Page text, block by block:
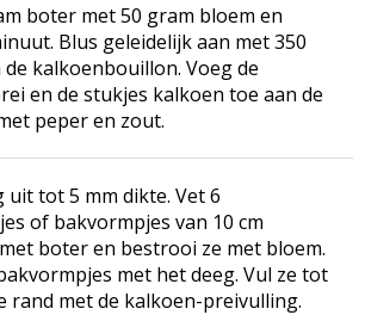
boter met 50 gram bloem en
Blus geleidelijk aan met 350
kalkoenbouillon. Voeg de
en de stukjes kalkoen toe aan de
peper en zout.
uit tot 5 mm dikte. Vet 6
of bakvormpjes van 10 cm
boter en bestrooi ze met bloem.
met het deeg. Vul ze tot
rand met de kalkoen-preivulling.